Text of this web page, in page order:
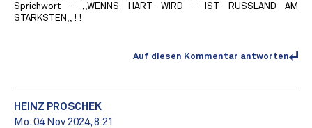
Sprichwort - ,,WENNS HART WIRD - IST RUSSLAND AM
STÄRKSTEN,, ! !
Auf diesen Kommentar antworten
HEINZ PROSCHEK
Mo. 04 Nov 2024, 8:21